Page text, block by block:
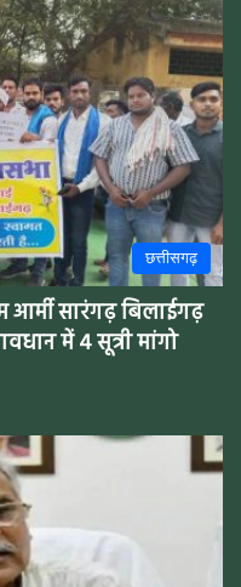
छत्तीसगढ़
आर्मी सारंगढ़ बिलाईगढ़
में 4 सूत्री मांगो